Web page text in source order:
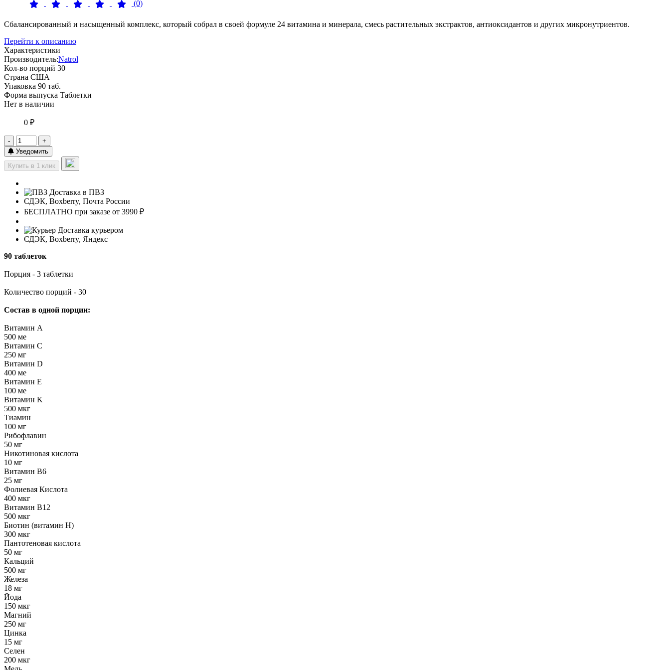
(0)
Cбалансированный и насыщенный комплекс, который собрал в своей формуле 24 витамина и минерала, смесь растительных экстрактов, антиоксидантов и других микронутриентов.
Перейти к описанию
Характеристики
Производитель:Natrol
Кол-во порций 30
Страна США
Упаковка 90 таб.
Форма выпуска Таблетки
Нет в наличии
0 ₽
-
+
Уведомить
Купить в 1 клик
Доставка в ПВЗ
СДЭК, Boxberry, Почта России
БЕСПЛАТНО при заказе от 3990 ₽
Доставка курьером
СДЭК, Boxberry, Яндекс
90 таблеток
Порция - 3 таблетки
Количество порций - 30
Состав в одной порции:
Витамин А
500 ме
Витамин C
250 мг
Витамин D
400 ме
Витамин Е
100 ме
Витамин K
500 мкг
Тиамин
100 мг
Рибофлавин
50 мг
Никотиновая кислота
10 мг
Витамин B6
25 мг
Фолиевая Кислота
400 мкг
Витамин B12
500 мкг
Биотин (витамин Н)
300 мкг
Пантотеновая кислота
50 мг
Кальций
500 мг
Железа
18 мг
Йода
150 мкг
Магний
250 мг
Цинка
15 мг
Селен
200 мкг